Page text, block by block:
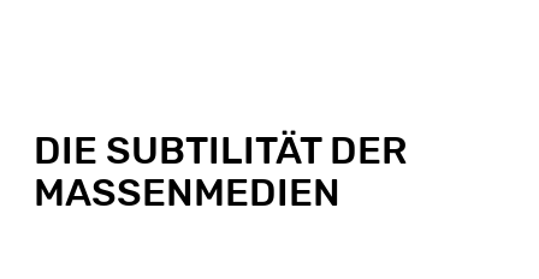
DIE SUBTILITÄT DER
MASSENMEDIEN